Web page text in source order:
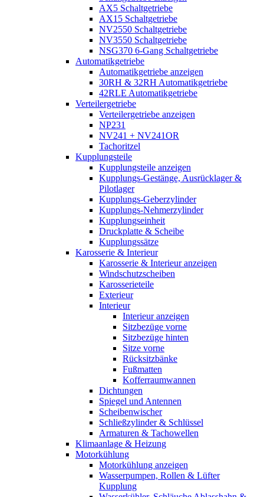
AX5 Schaltgetriebe
AX15 Schaltgetriebe
NV2550 Schaltgetriebe
NV3550 Schaltgetriebe
NSG370 6-Gang Schaltgetriebe
Automatikgetriebe
Automatikgetriebe anzeigen
30RH & 32RH Automatikgetriebe
42RLE Automatikgetriebe
Verteilergetriebe
Verteilergetriebe anzeigen
NP231
NV241 + NV241OR
Tachoritzel
Kupplungsteile
Kupplungsteile anzeigen
Kupplungs-Gestänge, Ausrücklager &
Pilotlager
Kupplungs-Geberzylinder
Kupplungs-Nehmerzylinder
Kupplungseinheit
Druckplatte & Scheibe
Kupplungssätze
Karosserie & Interieur
Karosserie & Interieur anzeigen
Windschutzscheiben
Karosserieteile
Exterieur
Interieur
Interieur anzeigen
Sitzbezüge vorne
Sitzbezüge hinten
Sitze vorne
Rücksitzbänke
Fußmatten
Kofferraumwannen
Dichtungen
Spiegel und Antennen
Scheibenwischer
Schließzylinder & Schlüssel
Armaturen & Tachowellen
Klimaanlage & Heizung
Motorkühlung
Motorkühlung anzeigen
Wasserpumpen, Rollen & Lüfter
Kupplung